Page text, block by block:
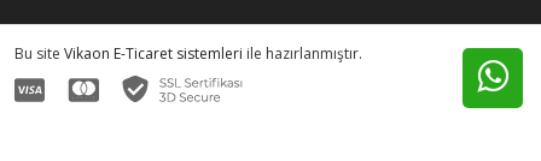
Bu site Vikaon E-Ticaret sistemleri ile hazırlanmıştır.